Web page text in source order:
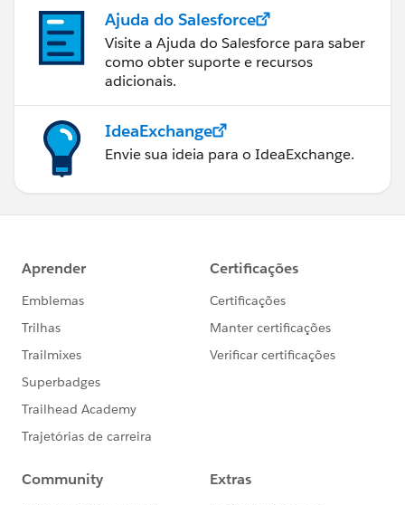
Ajuda do Salesforce
Visite a Ajuda do Salesforce para saber
como obter suporte e recursos
adicionais.
IdeaExchange
Envie sua ideia para o IdeaExchange.